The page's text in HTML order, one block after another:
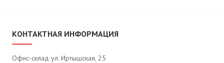
КОНТАКТНАЯ ИНФОРМАЦИЯ
Офис-склад ул. Иртышская, 25